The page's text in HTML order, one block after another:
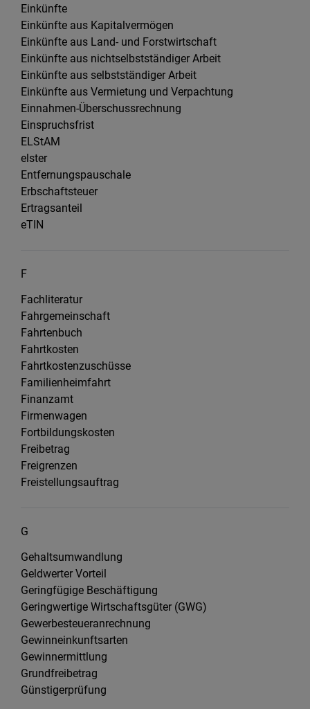
Einkünfte
Einkünfte aus Kapitalvermögen
Einkünfte aus Land- und Forstwirtschaft
Einkünfte aus nichtselbstständiger Arbeit
Einkünfte aus selbstständiger Arbeit
Einkünfte aus Vermietung und Verpachtung
Einnahmen-Überschussrechnung
Einspruchsfrist
ELStAM
elster
Entfernungspauschale
Erbschaftsteuer
Ertragsanteil
eTIN
F
Fachliteratur
Fahrgemeinschaft
Fahrtenbuch
Fahrtkosten
Fahrtkostenzuschüsse
Familienheimfahrt
Finanzamt
Firmenwagen
Fortbildungskosten
Freibetrag
Freigrenzen
Freistellungsauftrag
G
Gehaltsumwandlung
Geldwerter Vorteil
Geringfügige Beschäftigung
Geringwertige Wirtschaftsgüter (GWG)
Gewerbesteueranrechnung
Gewinneinkunftsarten
Gewinnermittlung
Grundfreibetrag
Günstigerprüfung